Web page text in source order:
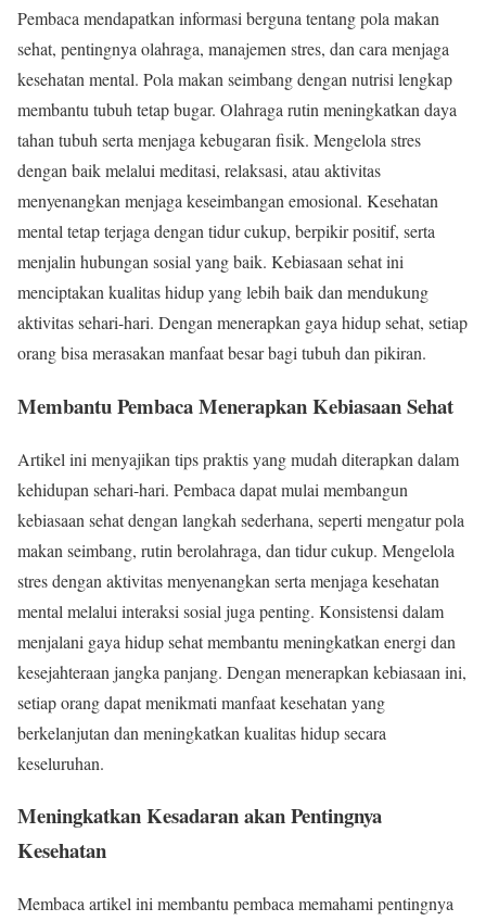
Pembaca mendapatkan informasi berguna tentang pola makan
sehat, pentingnya olahraga, manajemen stres, dan cara menjaga
kesehatan mental. Pola makan seimbang dengan nutrisi lengkap
membantu tubuh tetap bugar. Olahraga rutin meningkatkan daya
tahan tubuh serta menjaga kebugaran fisik. Mengelola stres
dengan baik melalui meditasi, relaksasi, atau aktivitas
menyenangkan menjaga keseimbangan emosional. Kesehatan
mental tetap terjaga dengan tidur cukup, berpikir positif, serta
menjalin hubungan sosial yang baik. Kebiasaan sehat ini
menciptakan kualitas hidup yang lebih baik dan mendukung
aktivitas sehari-hari. Dengan menerapkan gaya hidup sehat, setiap
orang bisa merasakan manfaat besar bagi tubuh dan pikiran.
Membantu Pembaca Menerapkan Kebiasaan Sehat
Artikel ini menyajikan tips praktis yang mudah diterapkan dalam
kehidupan sehari-hari. Pembaca dapat mulai membangun
kebiasaan sehat dengan langkah sederhana, seperti mengatur pola
makan seimbang, rutin berolahraga, dan tidur cukup. Mengelola
stres dengan aktivitas menyenangkan serta menjaga kesehatan
mental melalui interaksi sosial juga penting. Konsistensi dalam
menjalani gaya hidup sehat membantu meningkatkan energi dan
kesejahteraan jangka panjang. Dengan menerapkan kebiasaan ini,
setiap orang dapat menikmati manfaat kesehatan yang
berkelanjutan dan meningkatkan kualitas hidup secara
keseluruhan.
Meningkatkan Kesadaran akan Pentingnya
Kesehatan
Membaca artikel ini membantu pembaca memahami pentingnya